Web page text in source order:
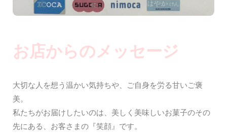
お店からのメッセージ
大切な人を想う温かい気持ちや、ご自身を労る甘いご褒
美。
私たちがお届けしたいのは、美しく美味しいお菓子のその
先にある、お客さまの『笑顔』です。